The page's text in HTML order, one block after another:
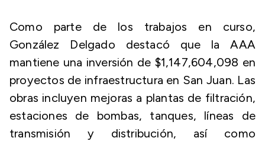
Como parte de los trabajos en curso,
González Delgado destacó que la AAA
mantiene una inversión de $1,147,604,098 en
proyectos de infraestructura en San Juan. Las
obras incluyen mejoras a plantas de filtración,
estaciones de bombas, tanques, líneas de
transmisión y distribución, así como